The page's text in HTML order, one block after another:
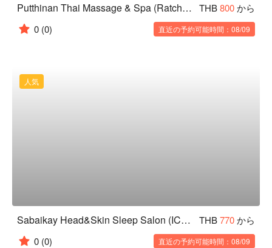
Putthinan Thai Massage & Spa (Ratchadamnoen) THB800から
0 (0) 直近の予約可能時間：08/09
人気
Sabaikay Head&Skin Sleep Salon (ICONSIAM Branch) THB770から
0 (0) 直近の予約可能時間：08/09